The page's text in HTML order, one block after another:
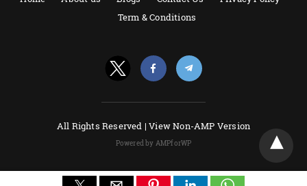
Term & Conditions
All Rights Reserved |View Non-AMP Version
Powered by AMPforWP